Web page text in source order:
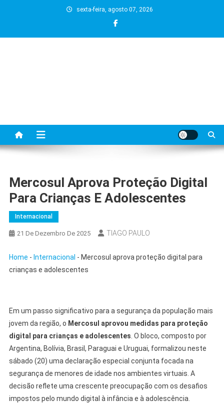
sexta-feira, agosto 07, 2026
Mercosul Aprova Proteção Digital
Para Crianças E Adolescentes
Internacional
21 De Dezembro De 2025 TIAGO PAULO
Home - Internacional - Mercosul aprova proteção digital para
crianças e adolescentes
Em um passo significativo para a segurança da população mais
jovem da região, o Mercosul aprovou medidas para proteção
digital para crianças e adolescentes . O bloco, composto por
Argentina, Bolívia, Brasil, Paraguai e Uruguai, formalizou neste
sábado (20) uma declaração especial conjunta focada na
segurança de menores de idade nos ambientes virtuais. A
decisão reflete uma crescente preocupação com os desafios
impostos pelo mundo digital à infância e à adolescência.